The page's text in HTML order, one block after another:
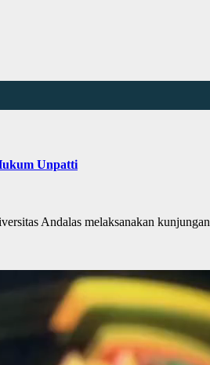
Unpatti
Andalas melaksanakan